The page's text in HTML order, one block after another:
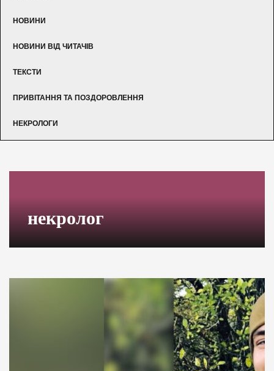
НОВИНИ
НОВИНИ ВІД ЧИТАЧІВ
ТЕКСТИ
ПРИВІТАННЯ ТА ПОЗДОРОВЛЕННЯ
НЕКРОЛОГИ
некролог